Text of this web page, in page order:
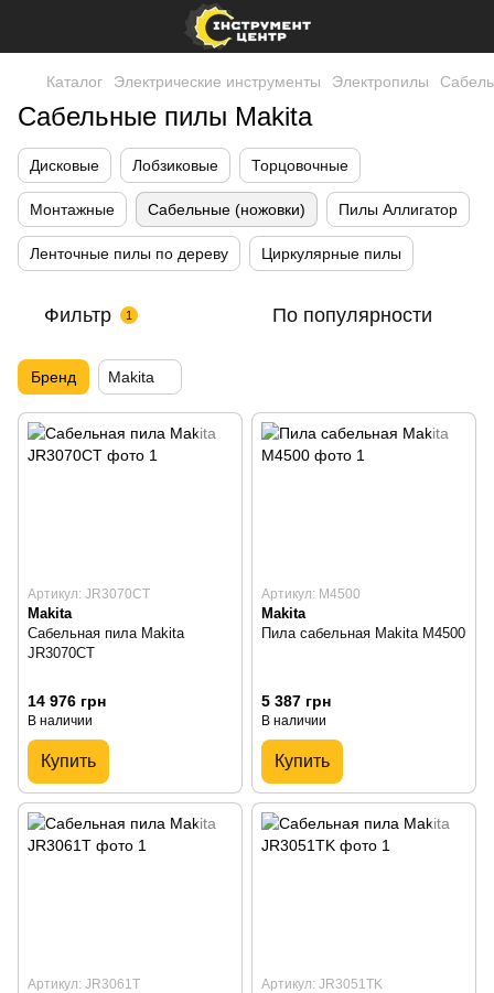
Каталог Электрические инструменты Электропилы
Сабельные пилы Makita
Дисковые Лобзиковые Торцовочные
Монтажные Сабельные (ножовки) Пилы Аллигатор
Ленточные пилы по дереву Циркулярные пилы
Фильтр 1 По популярности
Бренд Makita
Артикул: JR3070CT
Makita
Сабельная пила Makita
JR3070CT
14 976 грн
В наличии
Купить
Артикул: M4500
Makita
Пила сабельная Makita M4500
5 387 грн
В наличии
Купить
Артикул: JR3061T Артикул: JR3051TK